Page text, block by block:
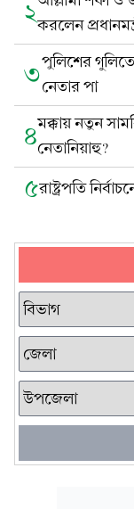
২করলেন
৩পুলিশের
নেতার পা
৪মক্কায় নতুন
নেতানিয়াহু?
৫রাষ্ট্রপতি